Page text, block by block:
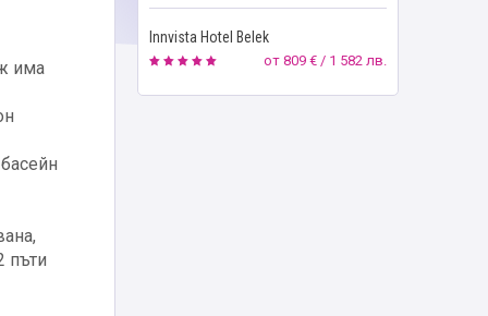
има
пъти
Innvista Hotel Belek
от 809 € / 1 582 лв.